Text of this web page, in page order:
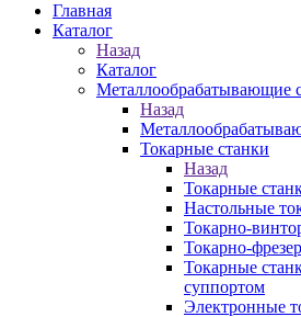
Главная
Каталог
Назад
Каталог
Металлообрабатывающие
Назад
Токарные станки
Назад
Токарные
Настольные
Токарно-
Токарно-
Токарные
суппортом
Электронные